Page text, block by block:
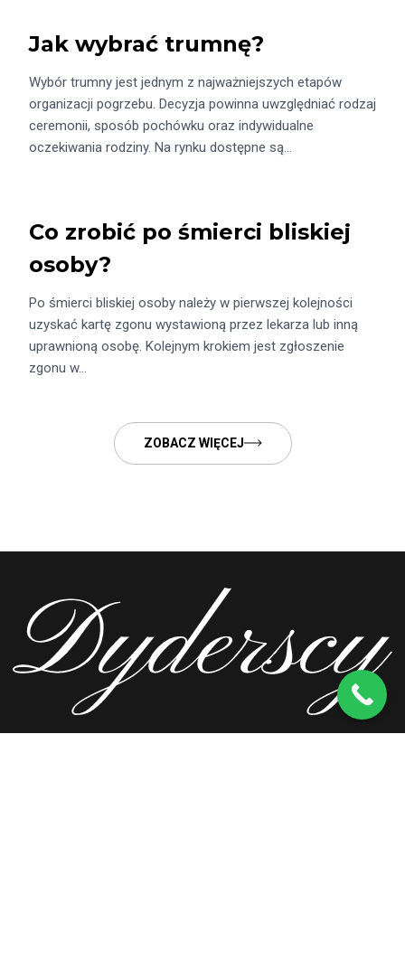
Jak wybrać trumnę?
Wybór trumny jest jednym z najważniejszych etapów
organizacji pogrzebu. Decyzja powinna uwzględniać rodzaj
ceremonii, sposób pochówku oraz indywidualne
oczekiwania rodziny. Na rynku dostępne są…
Co zrobić po śmierci bliskiej
osoby?
Po śmierci bliskiej osoby należy w pierwszej kolejności
uzyskać kartę zgonu wystawioną przez lekarza lub inną
uprawnioną osobę. Kolejnym krokiem jest zgłoszenie
zgonu w…
ZOBACZ WIĘCEJ